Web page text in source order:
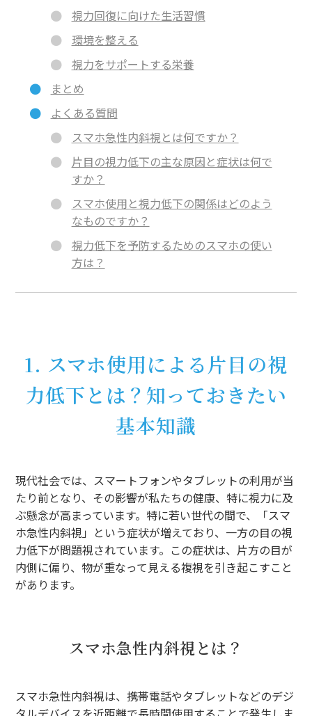
視力回復に向けた生活習慣
環境を整える
視力をサポートする栄養
まとめ
よくある質問
スマホ急性内斜視とは何ですか？
片目の視力低下の主な原因と症状は何で
すか？
スマホ使用と視力低下の関係はどのよう
なものですか？
視力低下を予防するためのスマホの使い
方は？
1. スマホ使用による片目の視
力低下とは？知っておきたい
基本知識
現代社会では、スマートフォンやタブレットの利用が当
たり前となり、その影響が私たちの健康、特に視力に及
ぶ懸念が高まっています。特に若い世代の間で、「スマ
ホ急性内斜視」という症状が増えており、一方の目の視
力低下が問題視されています。この症状は、片方の目が
内側に偏り、物が重なって見える複視を引き起こすこと
があります。
スマホ急性内斜視とは？
スマホ急性内斜視は、携帯電話やタブレットなどのデジ